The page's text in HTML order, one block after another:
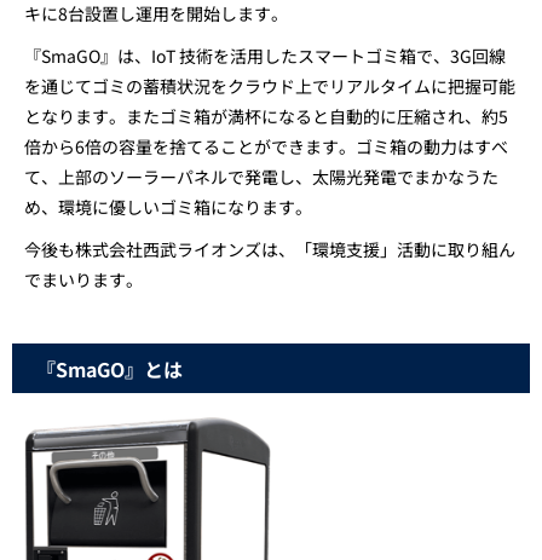
キに8台設置し運用を開始します。
『SmaGO』は、IoT 技術を活用したスマートゴミ箱で、3G回線
を通じてゴミの蓄積状況をクラウド上でリアルタイムに把握可能
となります。またゴミ箱が満杯になると自動的に圧縮され、約5
倍から6倍の容量を捨てることができます。ゴミ箱の動力はすべ
て、上部のソーラーパネルで発電し、太陽光発電でまかなうた
め、環境に優しいゴミ箱になります。
今後も株式会社西武ライオンズは、「環境支援」活動に取り組ん
でまいります。
『SmaGO』とは